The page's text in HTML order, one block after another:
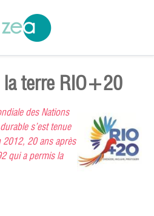
la terre RIO+20
des Nations
s’est tenue
2012, 20 ans après
qui a permis la